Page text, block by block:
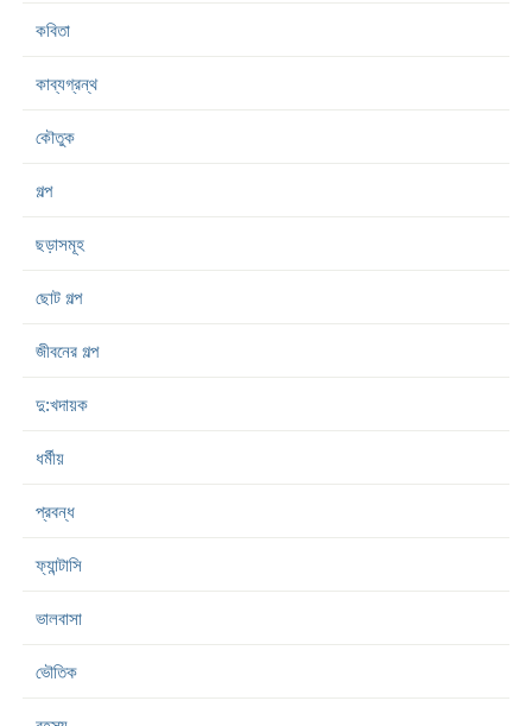
কবিতা
কাব্যগ্রন্থ
কৌতুক
গল্প
ছড়াসমূহ
ছোট গল্প
জীবনের গল্প
দু:খদায়ক
ধর্মীয়
প্রবন্ধ
ফ্যান্টাসি
ভালবাসা
ভৌতিক